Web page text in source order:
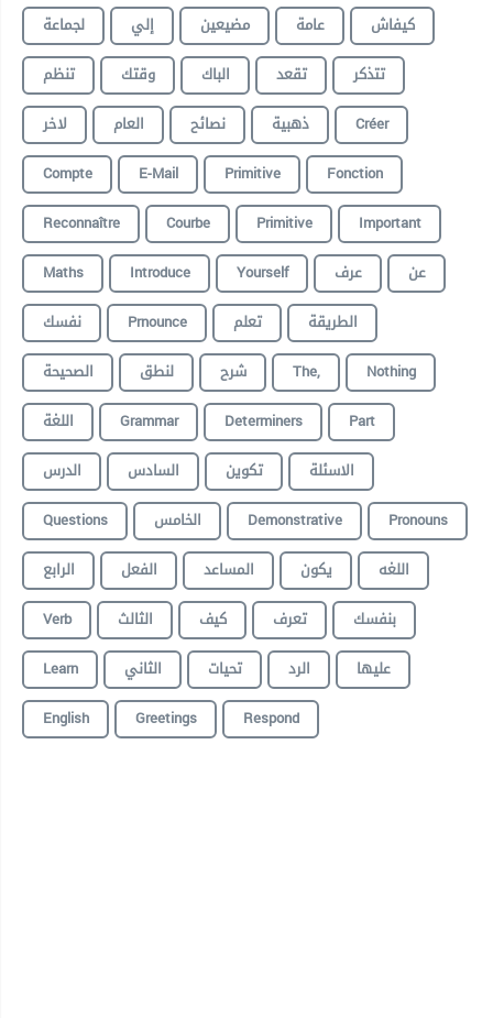
لجماعة
إلي مضيعين عامة
كيفاش
تنظم
وقتك الباك تقعد
تتذكر
لاخر
العام نصائح ذهبية
Créer
Compte
E-Mail Primitive
Fonction
Reconnaître
Courbe Primitive
Important
Maths
Introduce Yourself عرف
عن
نفسك
Prnounce تعلم
الطريقة
الصحيحة
لنطق شرح The,
Nothing
اللغة
Grammar Determiners
Part
الدرس
السادس تكوين
الاسئلة
Questions
الخامس Demonstrative
Pronouns
الرابع
الفعل المساعد يكون
اللغه
Verb
الثالث كيف تعرف
بنفسك
Learn
الثاني تحيات الرد
عليها
English
Greetings Respond